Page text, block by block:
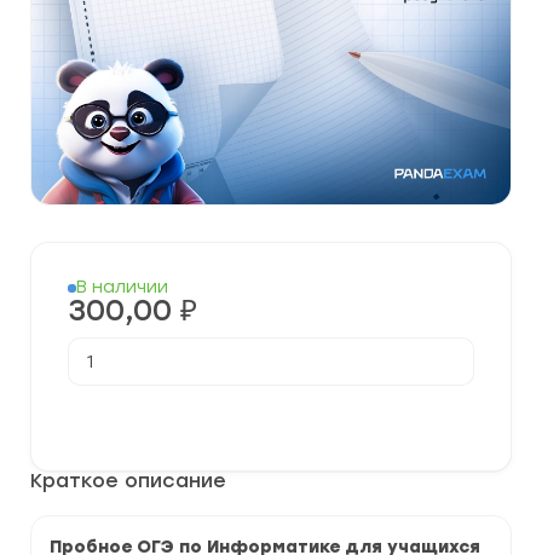
Краткое описание
Пробное ОГЭ по Информатике для учащихся
В наличии
300,00 ₽
товара
9
и